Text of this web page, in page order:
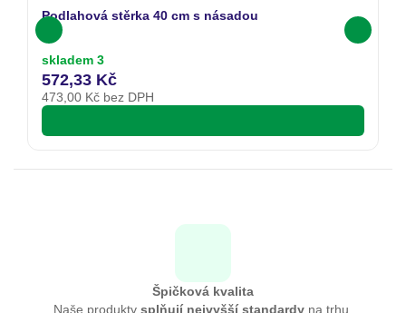
Podlahová stěrka 40 cm s násadou
skladem 3
572,33 Kč
473,00 Kč bez DPH
Špičková kvalita
Naše produkty splňují nejvyšší standardy na trhu.